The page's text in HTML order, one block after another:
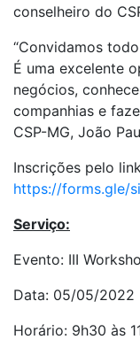
conselheiro do
“Convidamos
É uma excelente
negócios,
companhias e
CSP-MG, João
Inscrições pelo
https://forms.gle/
Serviço:
Evento: III
Data: 05/05/2022
Horário: 9h30 às